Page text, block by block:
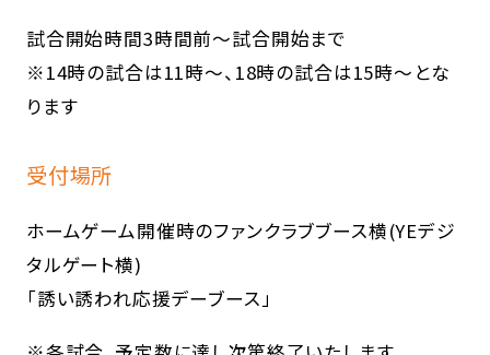
試合開始時間3時間前〜試合開始まで
※14時の試合は11時〜、18時の試合は15時〜とな
ります
受付場所
ホームゲーム開催時のファンクラブブース横(YEデジ
タルゲート横)
「誘い誘われ応援デーブース」